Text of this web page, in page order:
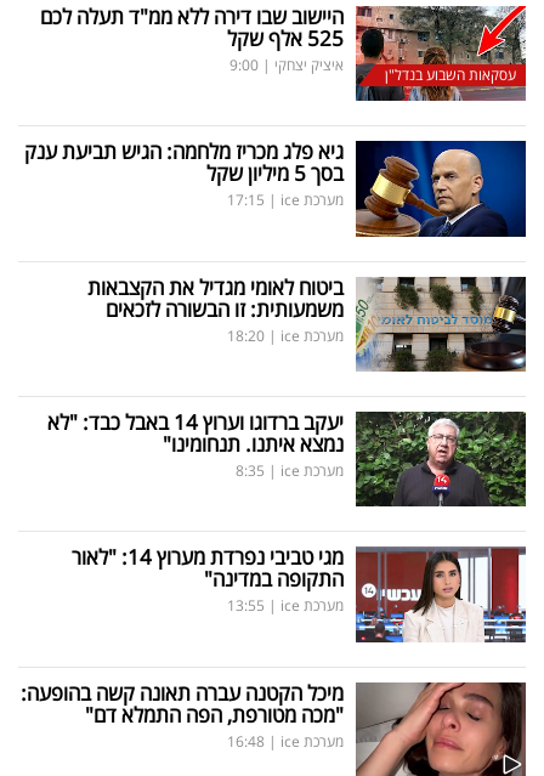
עסקאות השבוע בנדל"ן
היישוב שבו דירה ללא ממ"ד תעלה לכם
525 אלף שקל
איציק יצחקי |
9:00
גיא פלג מכריז מלחמה: הגיש תביעת ענק
בסך 5 מיליון שקל
מערכת ice |
17:15
ביטוח לאומי מגדיל את הקצבאות
משמעותית: זו הבשורה לזכאים
מערכת ice |
18:20
יעקב ברדוגו וערוץ 14 באבל כבד: "לא
נמצא איתנו. תנחומינו"
מערכת ice |
8:35
מגי טביבי נפרדת מערוץ 14: "לאור
התקופה במדינה"
מערכת ice |
13:55
מיכל הקטנה עברה תאונה קשה בהופעה:
"מכה מטורפת, הפה התמלא דם"
מערכת ice |
16:48